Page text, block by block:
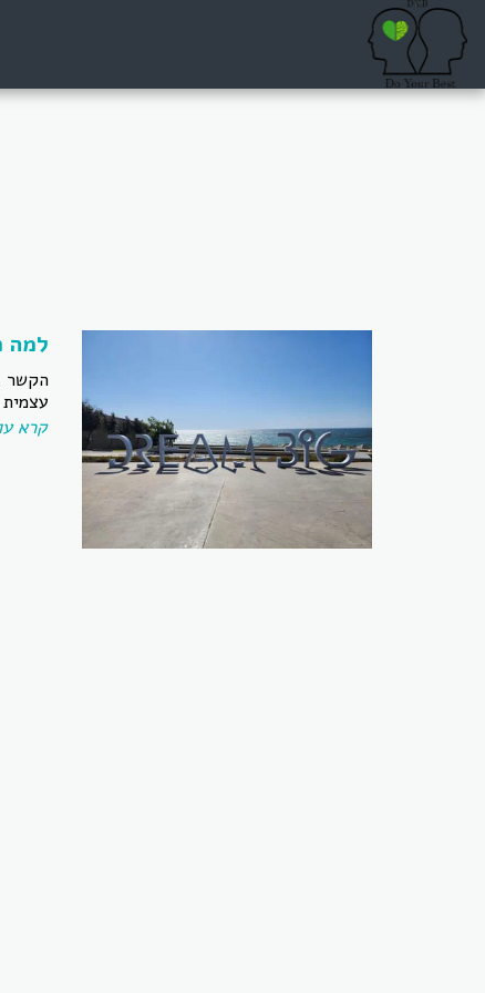
למה
הקשר
עצמית
קרא